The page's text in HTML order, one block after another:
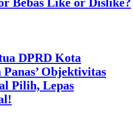
DPRD Kota
Objektivitas
Pilih, Lepas